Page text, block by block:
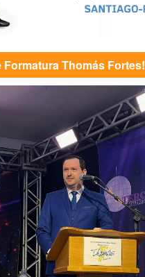
Formatura Thomás Fortes!